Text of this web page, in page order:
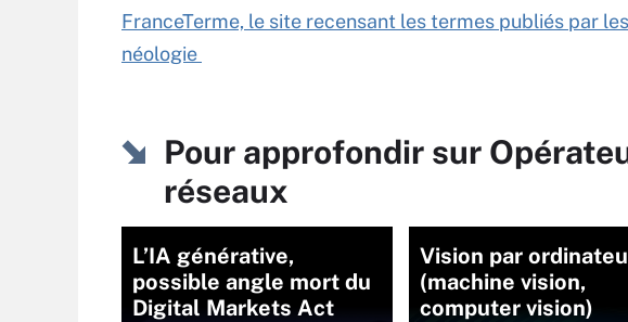
FranceTerme, le site recensant les termes publiés par
néologie
Pour approfondir sur
réseaux
L’IA générative,
possible angle mort du
Digital Markets Act
Vision par
(machine vision,
computer vision)